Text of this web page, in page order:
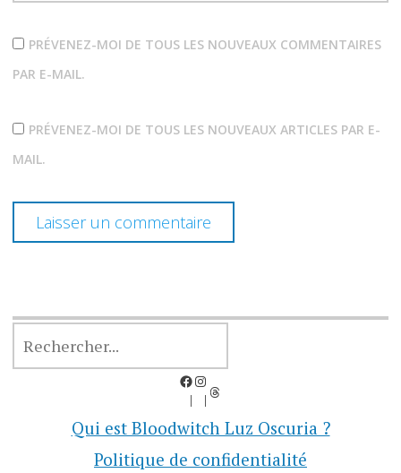
PRÉVENEZ-MOI DE TOUS LES NOUVEAUX COMMENTAIRES
PAR E-MAIL.
PRÉVENEZ-MOI DE TOUS LES NOUVEAUX ARTICLES PAR E-
MAIL.
Facebook
Instagram
Threads
Qui est Bloodwitch Luz Oscuria ?
Politique de confidentialité